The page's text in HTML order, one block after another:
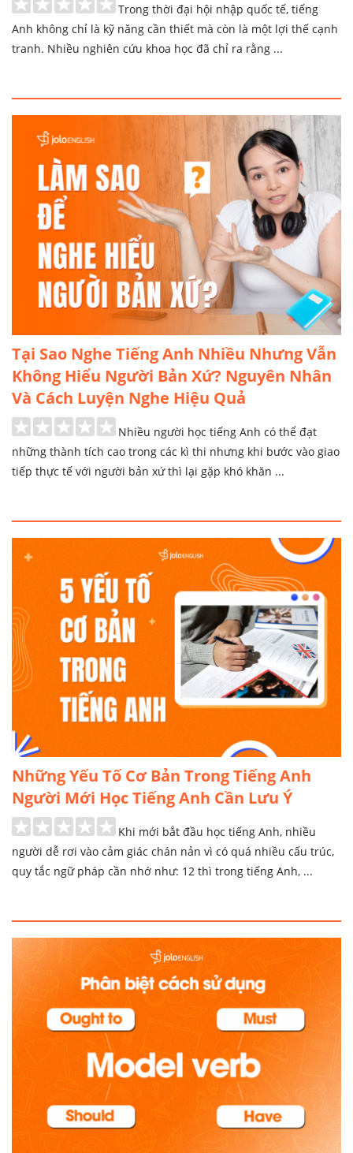
Trong thời đại hội nhập quốc tế, tiếng
Anh không chỉ là kỹ năng cần thiết mà còn là một lợi thế cạnh
tranh. Nhiều nghiên cứu khoa học đã chỉ ra rằng ...
Tại Sao Nghe Tiếng Anh Nhiều Nhưng Vẫn
Không Hiểu Người Bản Xứ? Nguyên Nhân
Và Cách Luyện Nghe Hiệu Quả
Nhiều người học tiếng Anh có thể đạt
những thành tích cao trong các kì thi nhưng khi bước vào giao
tiếp thực tế với người bản xứ thì lại gặp khó khăn ...
Những Yếu Tố Cơ Bản Trong Tiếng Anh
Người Mới Học Tiếng Anh Cần Lưu Ý
Khi mới bắt đầu học tiếng Anh, nhiều
người dễ rơi vào cảm giác chán nản vì có quá nhiều cấu trúc,
quy tắc ngữ pháp cần nhớ như: 12 thì trong tiếng Anh, ...